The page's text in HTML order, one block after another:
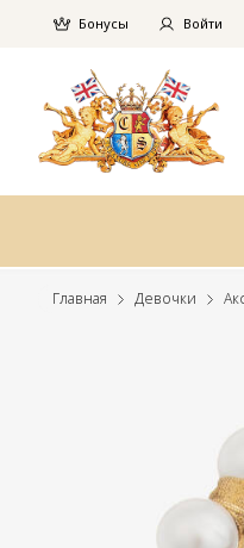
Бонусы Войти
Главная Девочки